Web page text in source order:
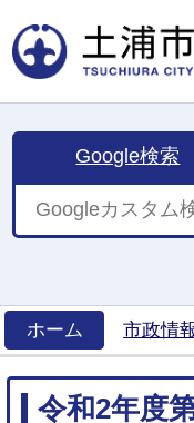
Google検索
ホーム
市政情
令和2年度